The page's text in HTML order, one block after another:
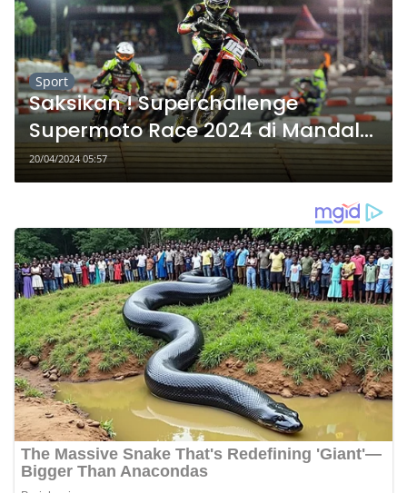
Sport
Saksikan ! Superchallenge
Supermoto Race 2024 di Mandala
Krida, Catat Tanggalnya
20/04/2024 05:57